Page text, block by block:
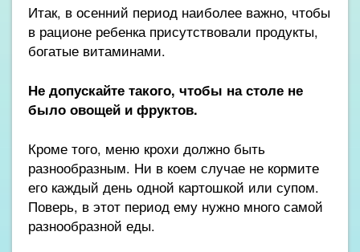
Итак, в осенний период наиболее важно, чтобы
в рационе ребенка присутствовали продукты,
богатые витаминами.
Не допускайте такого, чтобы на столе не
было овощей и фруктов.
Кроме того, меню крохи должно быть
разнообразным. Ни в коем случае не кормите
его каждый день одной картошкой или супом.
Поверь, в этот период ему нужно много самой
разнообразной еды.